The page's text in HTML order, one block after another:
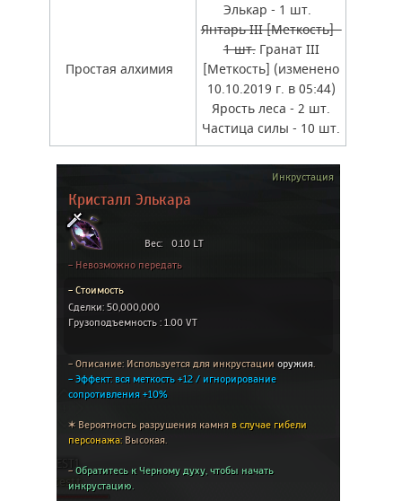
Простая алхимия
Элькар - 1 шт.
Янтарь III [Меткость] -
1 шт.Гранат III
[Меткость] (изменено
10.10.2019 г. в 05:44)
Ярость леса - 2 шт.
Частица силы - 10 шт.